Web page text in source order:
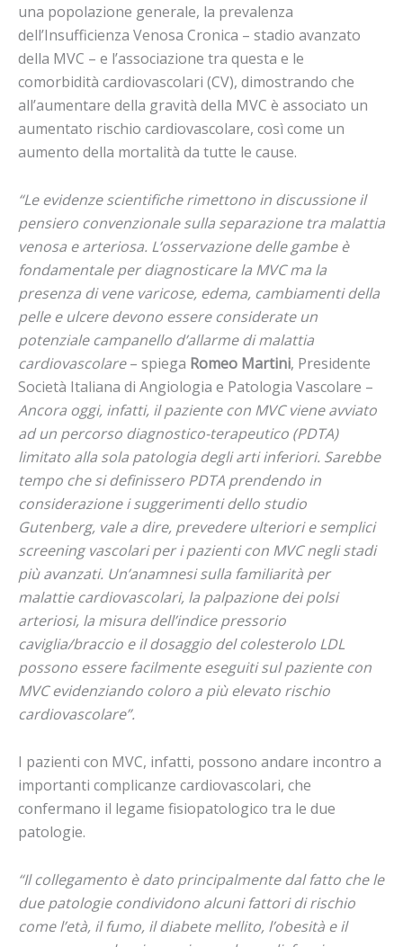
una popolazione generale, la prevalenza
dell’Insufficienza Venosa Cronica – stadio avanzato
della MVC – e l’associazione tra questa e le
comorbidità cardiovascolari (CV), dimostrando che
all’aumentare della gravità della MVC è associato un
aumentato rischio cardiovascolare, così come un
aumento della mortalità da tutte le cause.
“Le evidenze scientifiche rimettono in discussione il
pensiero convenzionale sulla separazione tra malattia
venosa e arteriosa. L’osservazione delle gambe è
fondamentale per diagnosticare la MVC ma la
presenza di vene varicose, edema, cambiamenti della
pelle e ulcere devono essere considerate un
potenziale campanello d’allarme di malattia
cardiovascolare– spiega Romeo Martini, Presidente
Società Italiana di Angiologia e Patologia Vascolare –
Ancora oggi, infatti, il paziente con MVC viene avviato
ad un percorso diagnostico-terapeutico (PDTA)
limitato alla sola patologia degli arti inferiori. Sarebbe
tempo che si definissero PDTA prendendo in
considerazione i suggerimenti dello studio
Gutenberg, vale a dire, prevedere ulteriori e semplici
screening vascolari per i pazienti con MVC negli stadi
più avanzati. Un’anamnesi sulla familiarità per
malattie cardiovascolari, la palpazione dei polsi
arteriosi, la misura dell’indice pressorio
caviglia/braccio e il dosaggio del colesterolo LDL
possono essere facilmente eseguiti sul paziente con
MVC evidenziando coloro a più elevato rischio
cardiovascolare”.
I pazienti con MVC, infatti, possono andare incontro a
importanti complicanze cardiovascolari, che
confermano il legame fisiopatologico tra le due
patologie.
“Il collegamento è dato principalmente dal fatto che le
due patologie condividono alcuni fattori di rischio
come l’età, il fumo, il diabete mellito, l’obesità e il